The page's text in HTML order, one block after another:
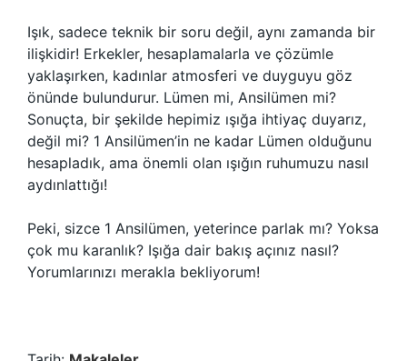
Işık, sadece teknik bir soru değil, aynı zamanda bir
ilişkidir! Erkekler, hesaplamalarla ve çözümle
yaklaşırken, kadınlar atmosferi ve duyguyu göz
önünde bulundurur. Lümen mi, Ansilümen mi?
Sonuçta, bir şekilde hepimiz ışığa ihtiyaç duyarız,
değil mi? 1 Ansilümen’in ne kadar Lümen olduğunu
hesapladık, ama önemli olan ışığın ruhumuzu nasıl
aydınlattığı!
Peki, sizce 1 Ansilümen, yeterince parlak mı? Yoksa
çok mu karanlık? Işığa dair bakış açınız nasıl?
Yorumlarınızı merakla bekliyorum!